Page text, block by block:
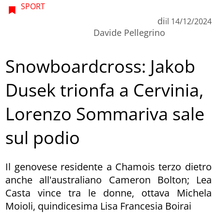
SPORT
di
Davide Pellegrino
il 14/12/2024
Snowboardcross: Jakob
Dusek trionfa a Cervinia,
Lorenzo Sommariva sale
sul podio
Il genovese residente a Chamois terzo dietro
anche all'australiano Cameron Bolton; Lea
Casta vince tra le donne, ottava Michela
Moioli, quindicesima Lisa Francesia Boirai